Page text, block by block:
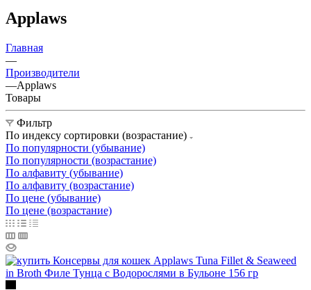
Applaws
Главная
—
Производители
—Applaws
Товары
Фильтр
По индексу сортировки (возрастание)
По популярности (убывание)
По популярности (возрастание)
По алфавиту (убывание)
По алфавиту (возрастание)
По цене (убывание)
По цене (возрастание)